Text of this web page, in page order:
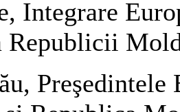
Integrare
Republicii